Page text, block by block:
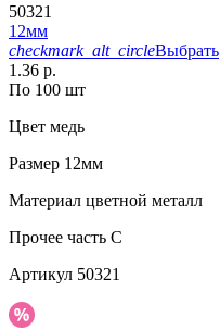
50321
12мм
checkmark_alt_circleВыбрать
1.36 р.
По 100 шт
Цвет медь
Размер 12мм
Материал цветной металл
Прочее часть C
Артикул 50321